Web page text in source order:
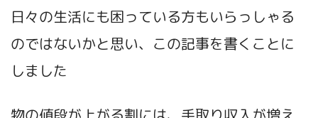
日々の生活にも困っている方もいらっしゃる
のではないかと思い、この記事を書くことに
しました